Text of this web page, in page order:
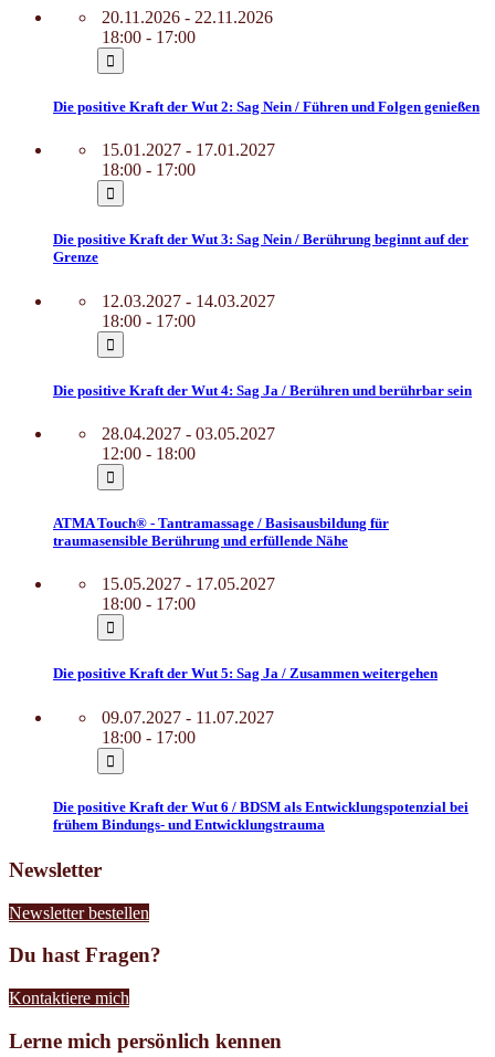
20.11.2026 - 22.11.2026
18:00 - 17:00
Die positive Kraft der Wut 2: Sag Nein / Führen und Folgen genießen
15.01.2027 - 17.01.2027
18:00 - 17:00
Die positive Kraft der Wut 3: Sag Nein / Berührung beginnt auf der
Grenze
12.03.2027 - 14.03.2027
18:00 - 17:00
Die positive Kraft der Wut 4: Sag Ja / Berühren und berührbar sein
28.04.2027 - 03.05.2027
12:00 - 18:00
ATMA Touch® - Tantramassage / Basisausbildung für
traumasensible Berührung und erfüllende Nähe
15.05.2027 - 17.05.2027
18:00 - 17:00
Die positive Kraft der Wut 5: Sag Ja / Zusammen weitergehen
09.07.2027 - 11.07.2027
18:00 - 17:00
Die positive Kraft der Wut 6 / BDSM als Entwicklungspotenzial bei
frühem Bindungs- und Entwicklungstrauma
Newsletter
Newsletter bestellen
Du hast Fragen?
Kontaktiere mich
Lerne mich persönlich kennen